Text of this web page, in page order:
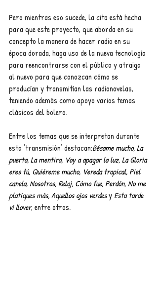
Pero mientras eso sucede, la cita está hecha
para que este proyecto, que aborda en su
concepto la manera de hacer radio en su
época dorada, haga uso de la nueva tecnología
para reencontrarse con el público y atraiga
al nuevo para que conozcan cómo se
producían y transmitían las radionovelas,
teniendo además como apoyo varios temas
clásicos del bolero.
Entre los temas que se interpretan durante
esta ‘transmisión’ destacan:Bésame mucho, La
puerta, La mentira, Voy a apagar la luz, La Gloria
eres tú, Quiéreme mucho, Vereda tropical, Piel
canela, Nosotros, Reloj, Cómo fue, Perdón, No me
platiques más, Aquellos ojos verdes y Esta tarde
vi llover, entre otros.